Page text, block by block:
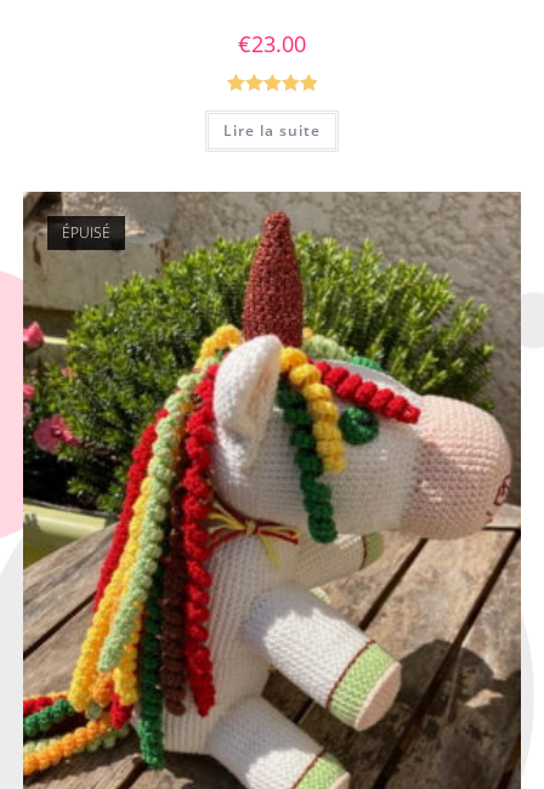
€23.00
Note5.00
sur 5
Lire la suite
ÉPUISÉ